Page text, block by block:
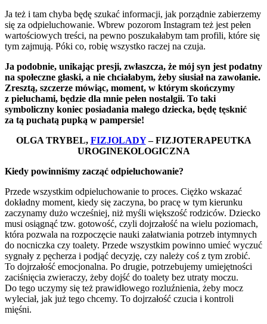
Ja też i tam chyba będę szukać informacji, jak porządnie zabierzemy
się za odpieluchowanie. Wbrew pozorom Instagram też jest pełen
wartościowych treści, na pewno poszukałabym tam profili, które się
tym zajmują. Póki co, robię wszystko raczej na czuja.
Ja podobnie, unikając presji, zwłaszcza, że mój syn jest podatny
na społeczne głaski, a nie chciałabym, żeby siusiał na zawołanie.
Zresztą, szczerze mówiąc, moment, w którym skończymy
z pieluchami, będzie dla mnie pełen nostalgii. To taki
symboliczny koniec posiadania małego dziecka, będę tęsknić
za tą puchatą pupką w pampersie!
OLGA TRYBEL, FIZJOLADY– FIZJOTERAPEUTKA
UROGINEKOLOGICZNA
Kiedy powinniśmy zacząć odpieluchowanie?
Przede wszystkim odpieluchowanie to proces. Ciężko wskazać
dokładny moment, kiedy się zaczyna, bo pracę w tym kierunku
zaczynamy dużo wcześniej, niż myśli większość rodziców. Dziecko
musi osiągnąć tzw. gotowość, czyli dojrzałość na wielu poziomach,
która pozwala na rozpoczęcie nauki załatwiania potrzeb intymnych
do nocniczka czy toalety. Przede wszystkim powinno umieć wyczuć
sygnały z pęcherza i podjąć decyzję, czy należy coś z tym zrobić.
To dojrzałość emocjonalna. Po drugie, potrzebujemy umiejętności
zaciśnięcia zwieraczy, żeby dojść do toalety bez utraty moczu.
Do tego uczymy się też prawidłowego rozluźnienia, żeby mocz
wyleciał, jak już tego chcemy. To dojrzałość czucia i kontroli
mięśni.